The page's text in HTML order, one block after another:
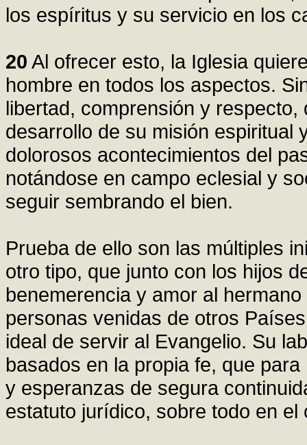
los espíritus y su servicio en los
20 Al ofrecer esto, la Iglesia
hombre en todos los aspectos.
libertad, comprensión y
desarrollo de su misión espiritual
dolorosos acontecimientos del
notándose en campo eclesial y
seguir sembrando el bien.
Prueba de ello son las múltiples
otro tipo, que junto con los hijos
benemerencia y amor al
personas venidas de otros
ideal de servir al Evangelio. Su
basados en la propia fe, que
y esperanzas de segura
estatuto jurídico, sobre todo en el